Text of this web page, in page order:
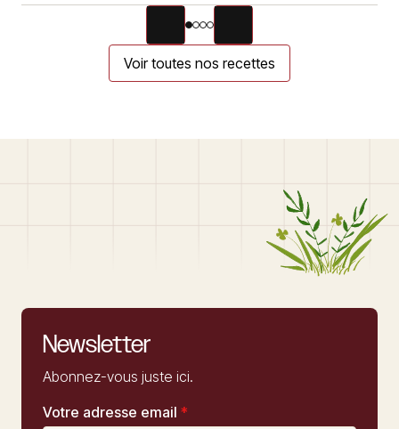
Voir toutes nos recettes
Newsletter
Abonnez-vous juste ici.
Votre adresse email *